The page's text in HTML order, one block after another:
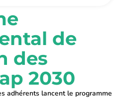
de
des
2030
adhérents lancent le programme